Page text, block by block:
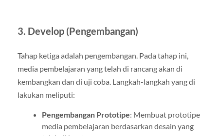
3. Develop (Pengembangan)
Tahap ketiga adalah pengembangan. Pada tahap ini,
media pembelajaran yang telah di rancang akan di
kembangkan dan di uji coba. Langkah-langkah yang di
lakukan meliputi:
Pengembangan Prototipe: Membuat prototipe
media pembelajaran berdasarkan desain yang